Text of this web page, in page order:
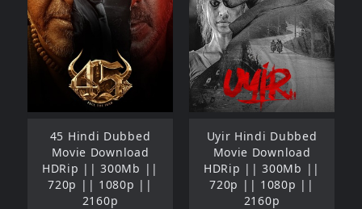
45 Hindi Dubbed
Movie Download
HDRip || 300Mb ||
720p || 1080p ||
2160p
Uyir Hindi Dubbed
Movie Download
HDRip || 300Mb ||
720p || 1080p ||
2160p